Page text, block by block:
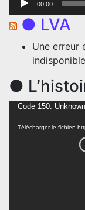
00:00
● LVA
Une erreur
●
Lecteur
Code 150:
Télécharger le fichier: